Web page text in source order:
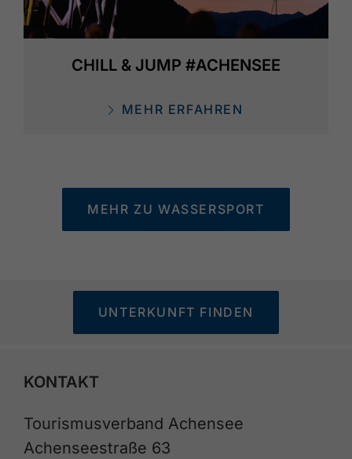
CHILL & JUMP #ACHENSEE
MEHR ERFAHREN
MEHR ZU WASSERSPORT
UNTERKUNFT FINDEN
KONTAKT
Tourismusverband Achensee
Achenseestraße 63